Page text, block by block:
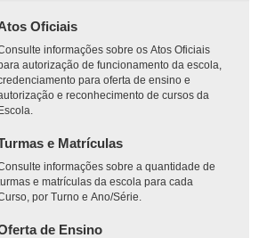
Oficiais
informações sobre os Atos Oficiais
autorização de funcionamento da escola,
para oferta de ensino e
e reconhecimento de cursos da
e Matrículas
informações sobre a quantidade de
e matrículas da escola para cada
por Turno e Ano/Série.
de Ensino